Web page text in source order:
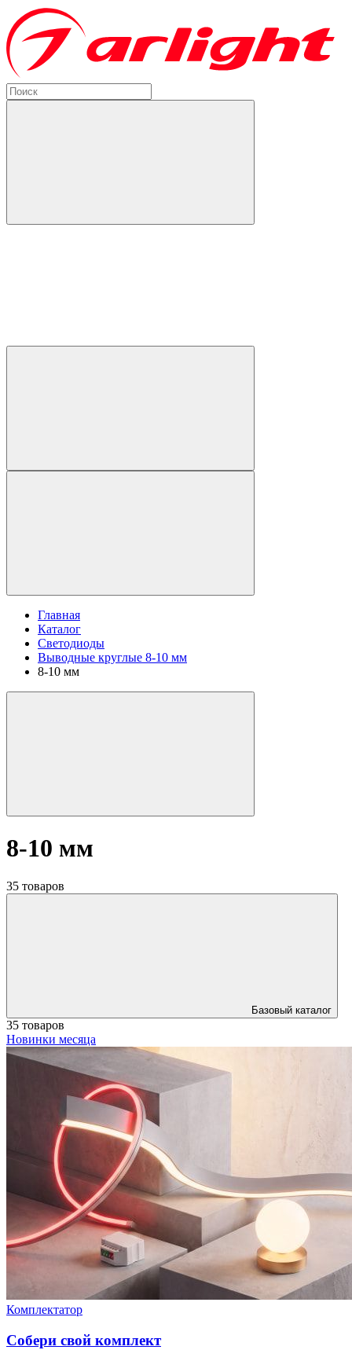
Главная
Каталог
Светодиоды
Выводные круглые 8-10 мм
8-10 мм
8-10 мм
35 товаров
Базовый каталог
35 товаров
Новинки месяца
Комплектатор
Собери свой комплект